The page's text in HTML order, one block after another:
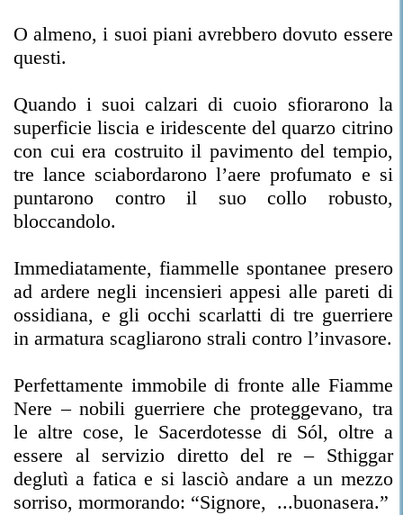
O almeno, i suoi piani avrebbero dovuto essere
questi.
Quando i suoi calzari di cuoio sfiorarono la
superficie liscia e iridescente del quarzo citrino
con cui era costruito il pavimento del tempio,
tre lance sciabordarono l’aere profumato e si
puntarono contro il suo collo robusto,
bloccandolo.
Immediatamente, fiammelle spontanee presero
ad ardere negli incensieri appesi alle pareti di
ossidiana, e gli occhi scarlatti di tre guerriere
in armatura scagliarono strali contro l’invasore.
Perfettamente immobile di fronte alle Fiamme
Nere – nobili guerriere che proteggevano, tra
le altre cose, le Sacerdotesse di Sól, oltre a
essere al servizio diretto del re – Sthiggar
deglutì a fatica e si lasciò andare a un mezzo
sorriso, mormorando: “Signore, ...buonasera.”